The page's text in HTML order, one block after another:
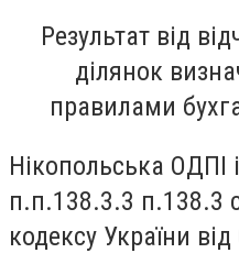
Результат від
ділянок
правилами
Нікопольська ОДПІ
п.п.138.3.3 п.138.3
кодексу України